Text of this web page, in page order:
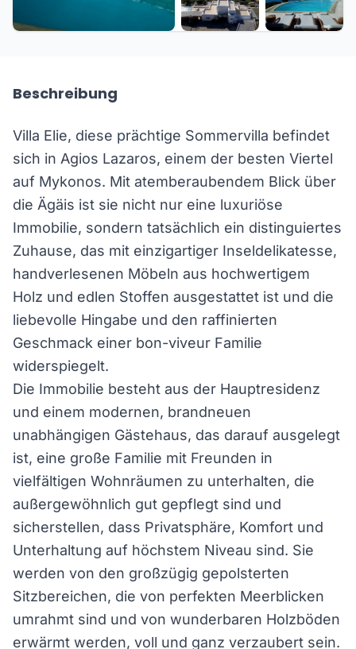
Beschreibung
Villa Elie, diese prächtige Sommervilla befindet
sich in Agios Lazaros, einem der besten Viertel
auf Mykonos. Mit atemberaubendem Blick über
die Ägäis ist sie nicht nur eine luxuriöse
Immobilie, sondern tatsächlich ein distinguiertes
Zuhause, das mit einzigartiger Inseldelikatesse,
handverlesenen Möbeln aus hochwertigem
Holz und edlen Stoffen ausgestattet ist und die
liebevolle Hingabe und den raffinierten
Geschmack einer bon-viveur Familie
widerspiegelt.
Die Immobilie besteht aus der Hauptresidenz
und einem modernen, brandneuen
unabhängigen Gästehaus, das darauf ausgelegt
ist, eine große Familie mit Freunden in
vielfältigen Wohnräumen zu unterhalten, die
außergewöhnlich gut gepflegt sind und
sicherstellen, dass Privatsphäre, Komfort und
Unterhaltung auf höchstem Niveau sind. Sie
werden von den großzügig gepolsterten
Sitzbereichen, die von perfekten Meerblicken
umrahmt sind und von wunderbaren Holzböden
erwärmt werden, voll und ganz verzaubert sein.